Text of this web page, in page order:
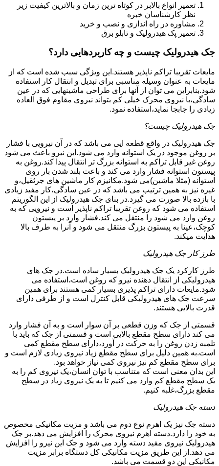
تعمیر انواع بالابر در کوتاه ترین زمان و بالاترین کیفیت زیر
نظر کارشناسان خبره
مشاوره در راه اندازی و نصب و خرید
تعمیر پک هیدرولیک و تابلو برق
جک هیدرولیک چیست و چه کاربردهایی دارد؟
مایعات تقریبا تراکم ناپذیر هستند.این ویژگی سبب شده است که از
مایعات به عنوان وسیله مناسبی برای تبدیل و انتقال کار استفاده
شود.بنابراین می توان از آنها برای طراحی ماشینهایی که در عین
سادگی،با نیروی محرک خیلی کم بتواند نیروی مقاوم فوق العاده
زیادی را جابجا نماید،استفاده نمود.
جک هیدرولیک چیست؟
جک هیدرولیک در واقع قطعه ایی می باشد که در آن نیرویی با فشار
بر روغن موجود در یک استوانه وارد می شود.این نیرو باعث می شود
روغن غیر قابل تراکم به استوانه بزرگ تر انتقال پیدا کند.روغن به
پیستون استوانه فشار وارد می کند و باعث بلند شدن بار روی
استوانه (مثلا ماشین)می شود.مکانیزم کار ماشین های جرثقیل،و
غیره نیز به همین ترتیب می باشد که در عین سادگی،کار مفید زیادی
با بازده بالا صورت می گیرد.در بنای جک هیدرولیک از این الگوریتم
استفاده می شود که روغن تقریبا تراکم ناپذیر است و نیرویی که به
روغن وارد می شود را منتقل می کند.فشار وارد بر پیستون
کوچک،عینا به پیستون بزرگ منتقل می شود و آنرا به طرف بالا
هدایت میکند.
طرز کار جک هیدرولیک
طرز کارکرد یک جک هیدرولیک بسیار ساده است.در جک های
هیدرولیکی از انتقال دهنده نیرو که روغن است،استفاده می
شود.مایعات دارای تراکم پذیری بسیار کمی هستند برای همین
سرعت جک های هیدرولیکی قابل کنترل است و از طرفی دارای
قدرت بالایی هستند.
قسمتی از جک که وزن قطعی بر آن سوار است و به آن فشار وارد
می کند دارای سطح مقطع بالایی است و قسمتی از جک که باید با
تلمبه زدن روغن را به حرکت در آورد،دارای سطح مقطع کمی
است.به همین دلیل برای سطح مقطع زیاد نیروی زیادی لازم است و
برای سطح مقطع کم نیز نیروی کمی نیاز خواهد بود.
این بدان معنی است که متناسب با توان انسان،یک نیروی کم را به
یک سطح مقطع کم وارد می کنیم تا به یک نیروی زیاد در سطح
مقطع بزرگ،غلبه کنیم.
دسته جک هیدرولیک
دسته جک نیز یک اهرم نوع دوم می باشد و مزیت مکانیکی مخصوص
به خود را دارد.دسته اهرم نیروی محرک را افزایش می دهد.بر جک
هیدرولیک نیروی مفید دسته وارد می شود و جک این نیرو را افزایش
می دهد.از این طریق مزیت مکانیکی کل دستگاه برابر مزیت
مکانیکی این دو قسمت می باشد.